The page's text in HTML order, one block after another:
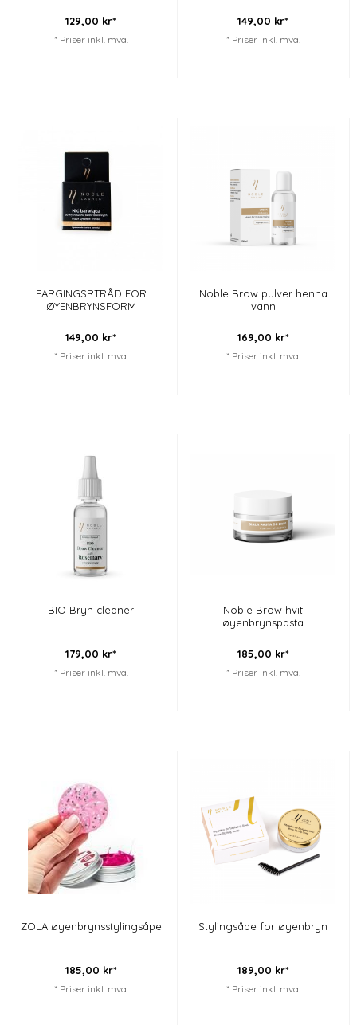
129,00 kr*
* Priser inkl. mva.
149,00 kr*
* Priser inkl. mva.
FARGINGSRTRÅD FOR
ØYENBRYNSFORM
149,00 kr*
* Priser inkl. mva.
Noble Brow pulver henna
vann
169,00 kr*
* Priser inkl. mva.
BIO Bryn cleaner
179,00 kr*
* Priser inkl. mva.
Noble Brow hvit
øyenbrynspasta
185,00 kr*
* Priser inkl. mva.
ZOLA øyenbrynsstylingsåpe
185,00 kr*
* Priser inkl. mva.
Stylingsåpe for øyenbryn
189,00 kr*
* Priser inkl. mva.